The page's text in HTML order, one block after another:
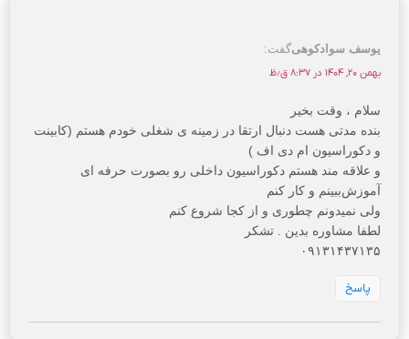
یوسف سوادکوهیگفت:
بهمن ۲۰, ۱۴۰۴ در ۸:۳۷ ق٫ظ
سلام ، وقت بخیر
بنده مدتی هست دنبال ارتقا در زمینه ی شغلی خودم هستم (کابینت
و دکوراسیون ام دی اف )
و علاقه مند هستم دکوراسیون داخلی رو بصورت حرفه ای
آموزش‌ببینم و کار کنم
ولی نمیدونم چطوری و از کجا شروع کنم
لطفا مشاوره بدین . تشکر
۰۹۱۳۱۴۳۷۱۳۵
پاسخ